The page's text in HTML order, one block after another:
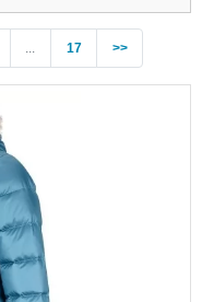
17 >>